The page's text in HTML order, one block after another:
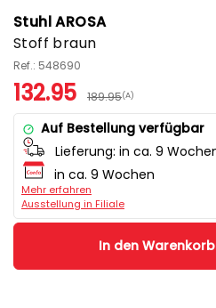
Stuhl AROSA
Stoff braun
Ref.: 548690
132.95 189.95(A)
Auf Bestellung verfügbar
Lieferung: in ca. 9
in ca. 9 Wochen
Mehr erfahren
Ausstellung in Filiale
In den Warenkorb